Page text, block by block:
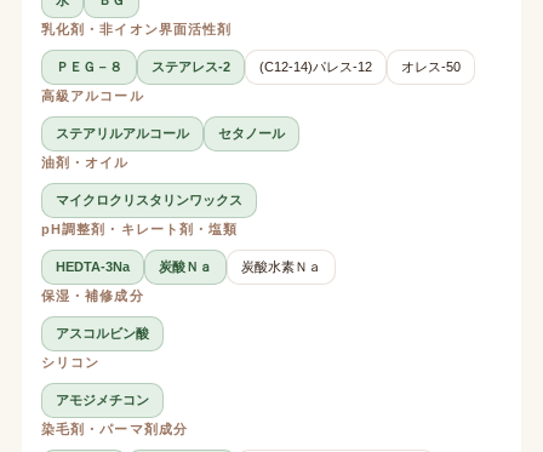
乳化剤・非イオン界面活性剤
ＰＥＧ－８ ステアレス-2 (C12-14)パレス-12
オレス-50
高級アルコール
ステアリルアルコール
セタノール
油剤・オイル
マイクロクリスタリンワックス
pH調整剤・キレート剤・塩類
HEDTA-3Na 炭酸Ｎａ
炭酸水素Ｎａ
保湿・補修成分
アスコルビン酸
シリコン
アモジメチコン
染毛剤・パーマ剤成分